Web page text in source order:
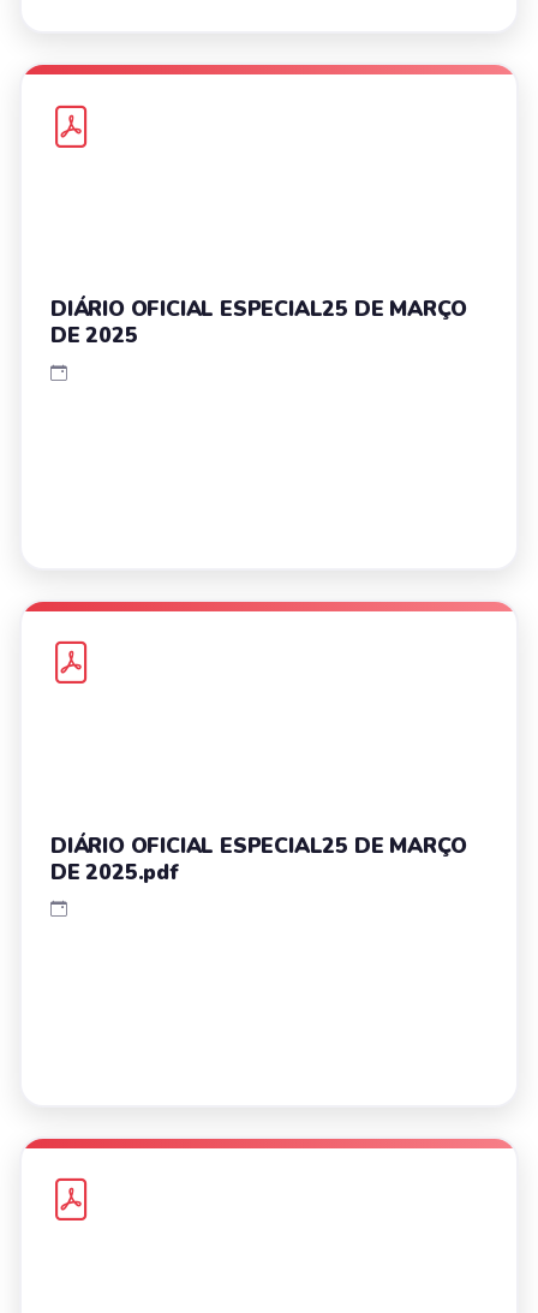
DIÁRIO OFICIAL ESPECIAL25 DE MARÇO
DE 2025
DIÁRIO OFICIAL ESPECIAL25 DE MARÇO
DE 2025.pdf